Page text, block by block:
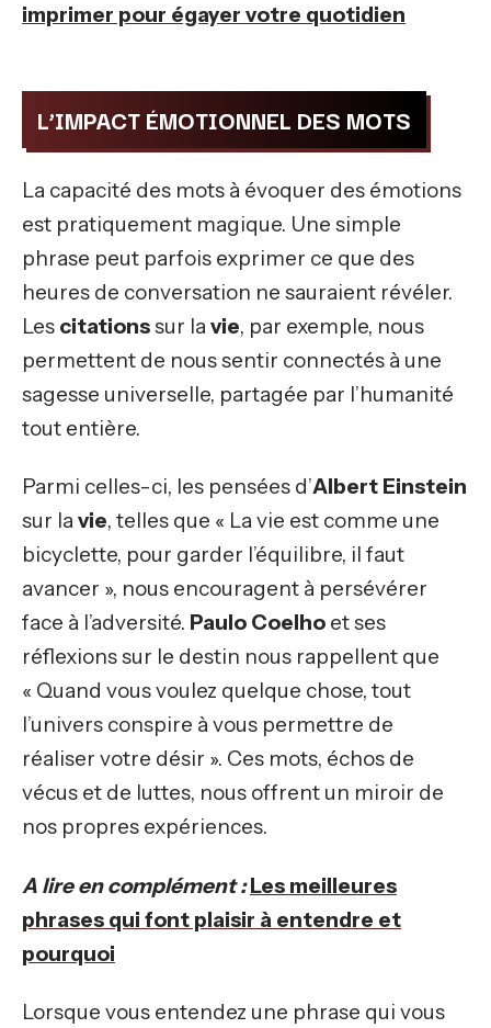
imprimer pour égayer votre quotidien
L’IMPACT ÉMOTIONNEL DES MOTS
La capacité des mots à évoquer des émotions
est pratiquement magique. Une simple
phrase peut parfois exprimer ce que des
heures de conversation ne sauraient révéler.
Les citationssur la vie, par exemple, nous
permettent de nous sentir connectés à une
sagesse universelle, partagée par l’humanité
tout entière.
Parmi celles-ci, les pensées d’Albert Einstein
sur lavie, telles que « La vie est comme une
bicyclette, pour garder l’équilibre, il faut
avancer », nous encouragent à persévérer
face à l’adversité. Paulo Coelho et ses
réflexions sur le destin nous rappellent que
« Quand vous voulez quelque chose, tout
l’univers conspire à vous permettre de
réaliser votre désir ». Ces mots, échos de
vécus et de luttes, nous offrent un miroir de
nos propres expériences.
A lire en complément : Les meilleures
phrases qui font plaisir à entendre et
pourquoi
Lorsque vous entendez une phrase qui vous